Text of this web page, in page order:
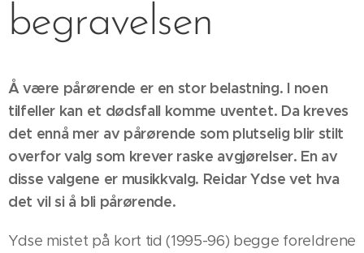
begravelsen
Å være pårørende er en stor belastning. I noen
tilfeller kan et dødsfall komme uventet. Da kreves
det ennå mer av pårørende som plutselig blir stilt
overfor valg som krever raske avgjørelser. En av
disse valgene er musikkvalg. Reidar Ydse vet hva
det vil si å bli pårørende.
Ydse mistet på kort tid (1995-96) begge foreldrene